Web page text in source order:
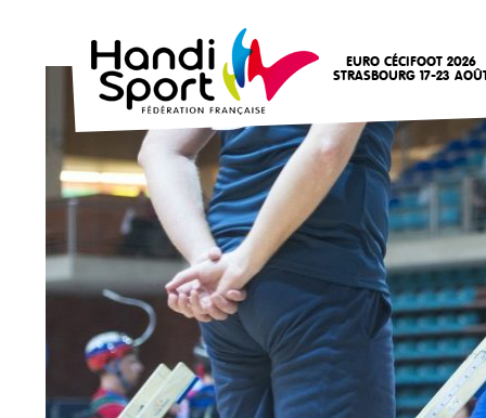
EURO CÉCIFOOT 2026
STRASBOURG 17-23